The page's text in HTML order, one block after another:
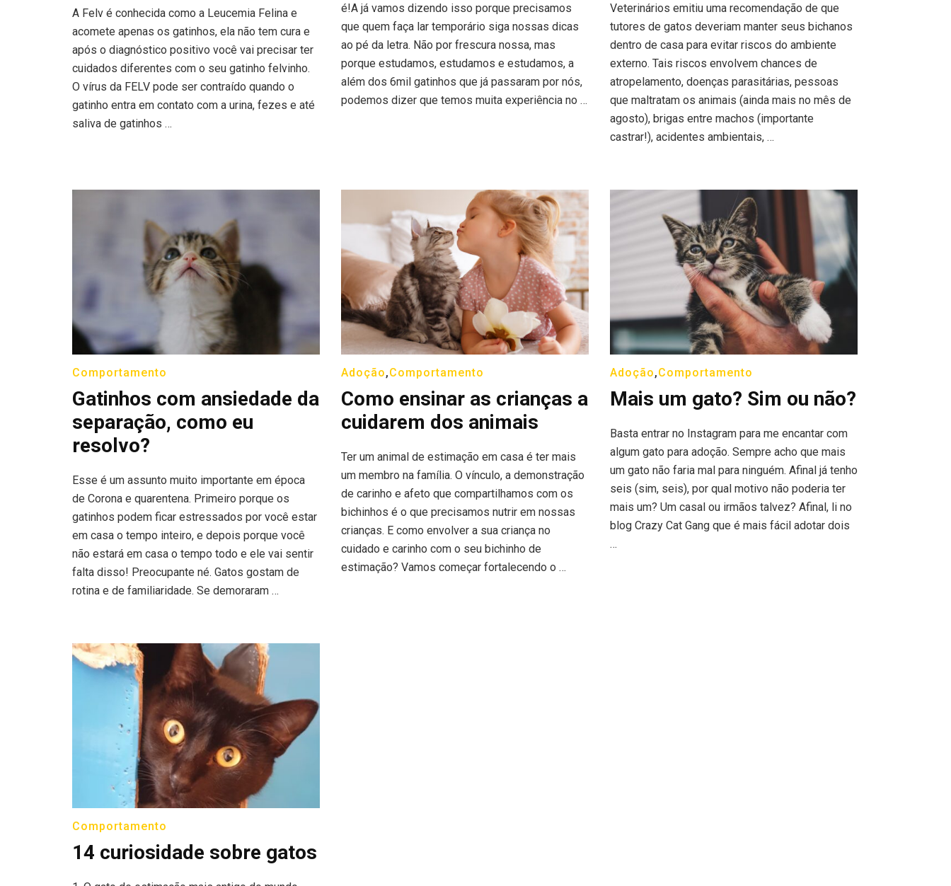
A Felv é conhecida como a Leucemia Felina e
acomete apenas os gatinhos, ela não tem cura e
após o diagnóstico positivo você vai precisar ter
cuidados diferentes com o seu gatinho felvinho.
O vírus da FELV pode ser contraído quando o
gatinho entra em contato com a urina, fezes e até
saliva de gatinhos …
é!A já vamos dizendo isso porque precisamos
que quem faça lar temporário siga nossas dicas
ao pé da letra. Não por frescura nossa, mas
porque estudamos, estudamos e estudamos, a
além dos 6mil gatinhos que já passaram por nós,
podemos dizer que temos muita experiência no …
Veterinários emitiu uma recomendação de que
tutores de gatos deveriam manter seus bichanos
dentro de casa para evitar riscos do ambiente
externo. Tais riscos envolvem chances de
atropelamento, doenças parasitárias, pessoas
que maltratam os animais (ainda mais no mês de
agosto), brigas entre machos (importante
castrar!), acidentes ambientais, …
Comportamento
Gatinhos com ansiedade da
separação, como eu
resolvo?
Esse é um assunto muito importante em época
de Corona e quarentena. Primeiro porque os
gatinhos podem ficar estressados por você estar
em casa o tempo inteiro, e depois porque você
não estará em casa o tempo todo e ele vai sentir
falta disso! Preocupante né. Gatos gostam de
rotina e de familiaridade. Se demoraram …
Adoção,Comportamento
Como ensinar as crianças a
cuidarem dos animais
Ter um animal de estimação em casa é ter mais
um membro na família. O vínculo, a demonstração
de carinho e afeto que compartilhamos com os
bichinhos é o que precisamos nutrir em nossas
crianças. E como envolver a sua criança no
cuidado e carinho com o seu bichinho de
estimação? Vamos começar fortalecendo o …
Adoção,Comportamento
Mais um gato? Sim ou não?
Basta entrar no Instagram para me encantar com
algum gato para adoção. Sempre acho que mais
um gato não faria mal para ninguém. Afinal já tenho
seis (sim, seis), por qual motivo não poderia ter
mais um? Um casal ou irmãos talvez? Afinal, li no
blog Crazy Cat Gang que é mais fácil adotar dois
…
Comportamento
14 curiosidade sobre gatos